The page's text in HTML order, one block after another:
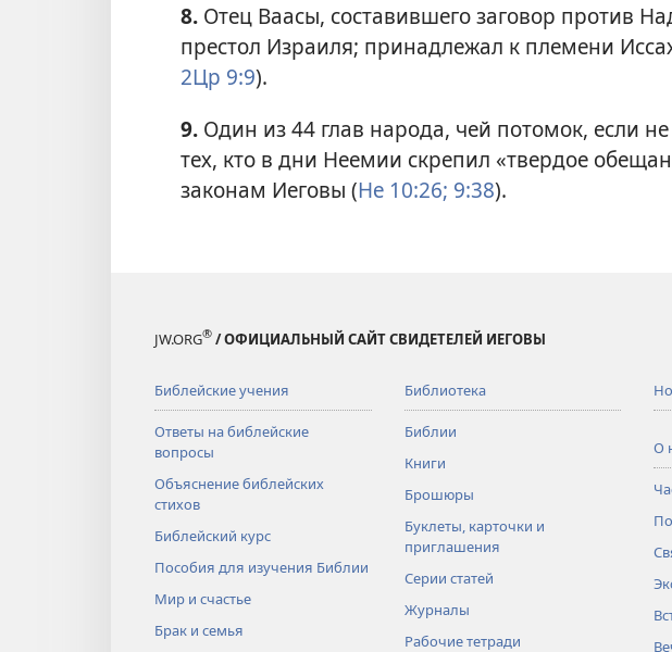
8. Отец Ваасы, составившего заговор против
престол Израиля; принадлежал к племени
2Цр 9:9).
9. Один из 44 глав народа, чей потомок, если
тех, кто в дни Неемии скрепил «твердое
законам Иеговы (Не 10:26; 9:38).
JW.ORG® / ОФИЦИАЛЬНЫЙ САЙТ СВИДЕТЕЛЕЙ ИЕГОВЫ
Библейские учения
Ответы на библейские
вопросы
Объяснение библейских
стихов
Библейский курс
Пособия для изучения Библии
Мир и счастье
Брак и семья
Библиотека
Библии
Книги
Брошюры
Буклеты, карточки и
приглашения
Серии статей
Журналы
Рабочие тетради
О